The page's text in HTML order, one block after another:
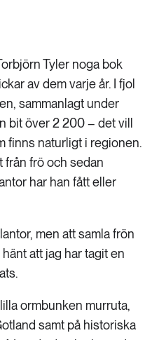
Tyler noga bok
av dem varje år. I fjol
sammanlagt under
bit över 2 200 – det vill
finns naturligt i regionen.
från frö och sedan
har han fått eller
men att samla frön
att jag har tagit en
ormbunken murruta,
samt på historiska